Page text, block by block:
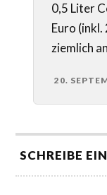
0,5 Liter
Euro
ziemlich
20.
SCHREIBE